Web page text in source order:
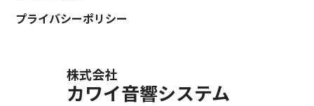
株式会社
カワイ音響システム
プライバシーポリシー